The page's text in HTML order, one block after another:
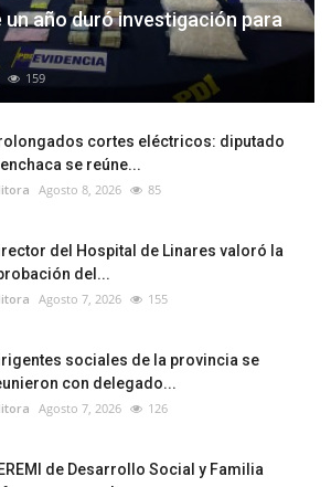
un año duró investigación para
159
cortes eléctricos: diputado
se reúne...
Agosto 8, 2026 85
del Hospital de Linares valoró la
del...
Agosto 7, 2026 155
sociales de la provincia se
con delegado...
Agosto 7, 2026 126
de Desarrollo Social y Familia